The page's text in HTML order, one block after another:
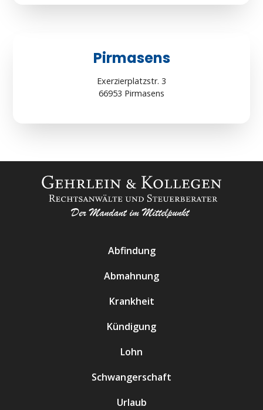
Pirmasens
Exerzierplatzstr. 3
66953 Pirmasens
Abfindung
Abmahnung
Krankheit
Kündigung
Lohn
Schwangerschaft
Urlaub